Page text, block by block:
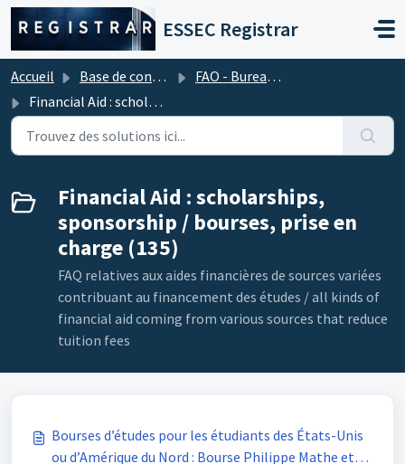
Passer au contenu principal
ESSEC Registrar
Accueil Base de connaissances
FAO - Bureau d'aide financière (Frais de scolarité)
Financial Aid : scholarships, sponsorship / bourses, prise en charge
Financial Aid : scholarships,
sponsorship / bourses, prise en
charge (135)
FAQ relatives aux aides financières de sources variées
contribuant au financement des études / all kinds of
financial aid coming from various sources that reduce
tuition fees
Bourses d’études pour les étudiants des États-Unis
ou d’Amérique du Nord : Bourse Philippe Mathe et